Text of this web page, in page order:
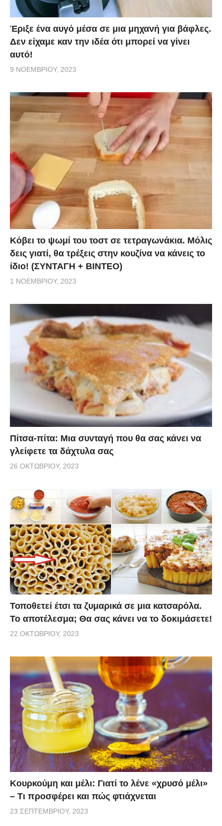
Έριξε ένα αυγό μέσα σε μια μηχανή για βάφλες.
Δεν είχαμε καν την ιδέα ότι μπορεί να γίνει
αυτό!
9 ΝΟΕΜΒΡΊΟΥ, 2023
Κόβει το ψωμί του τοστ σε τετραγωνάκια. Μόλις
δεις γιατί, θα τρέξεις στην κουζίνα να κάνεις το
ίδιο! (ΣΥΝΤΑΓΗ + ΒΙΝΤΕΟ)
1 ΝΟΕΜΒΡΊΟΥ, 2023
Πίτσα-πίτα: Μια συνταγή που θα σας κάνει να
γλείφετε τα δάχτυλα σας
26 ΟΚΤΩΒΡΊΟΥ, 2023
Τοποθετεί έτσι τα ζυμαρικά σε μια κατσαρόλα.
Το αποτέλεσμα; Θα σας κάνει να το δοκιμάσετε!
22 ΟΚΤΩΒΡΊΟΥ, 2023
Κουρκούμη και μέλι: Γιατί το λένε «χρυσό μέλι»
– Τι προσφέρει και πώς φτιάχνεται
23 ΣΕΠΤΕΜΒΡΊΟΥ, 2023